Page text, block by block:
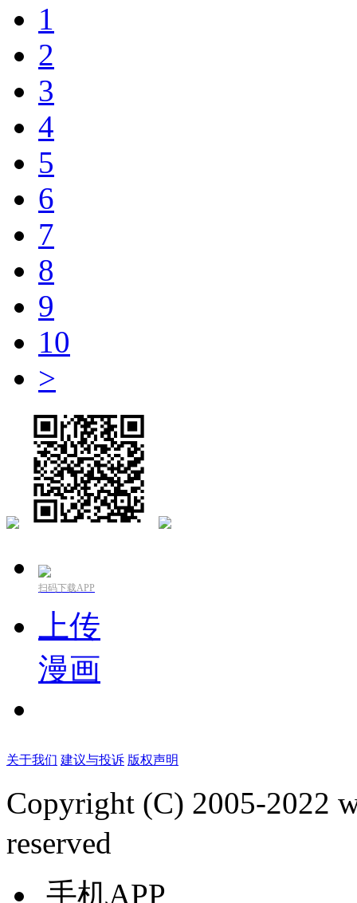
1
2
3
4
5
6
7
8
9
10
>
扫码下载APP
上传
漫画
关于我们 建议与投诉 版权声明
Copyright (C) 2005-2022
reserved
手机APP